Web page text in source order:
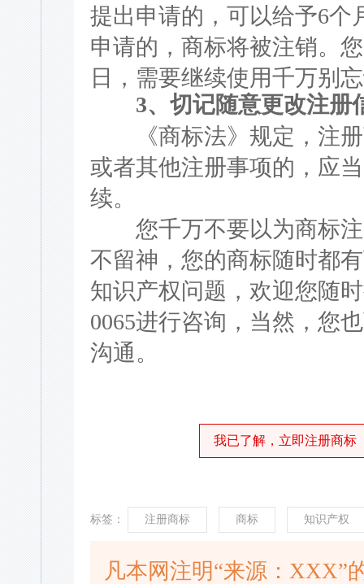
提出申请的，可以给予6个
申请的，商标将被注销。
日，需要继续使用千万别
3、切记随意更改注册
《商标法》规定，注册
或者其他注册事项的，应
续。
您千万不要以为商标注
不留神，您的商标随时都
知识产权问题，欢迎您随
0065进行咨询，当然，您
沟通。
我已了解，立即注册商标
标签： 注册商标 商标 知识产权
凡本网注明“来源：XXX”